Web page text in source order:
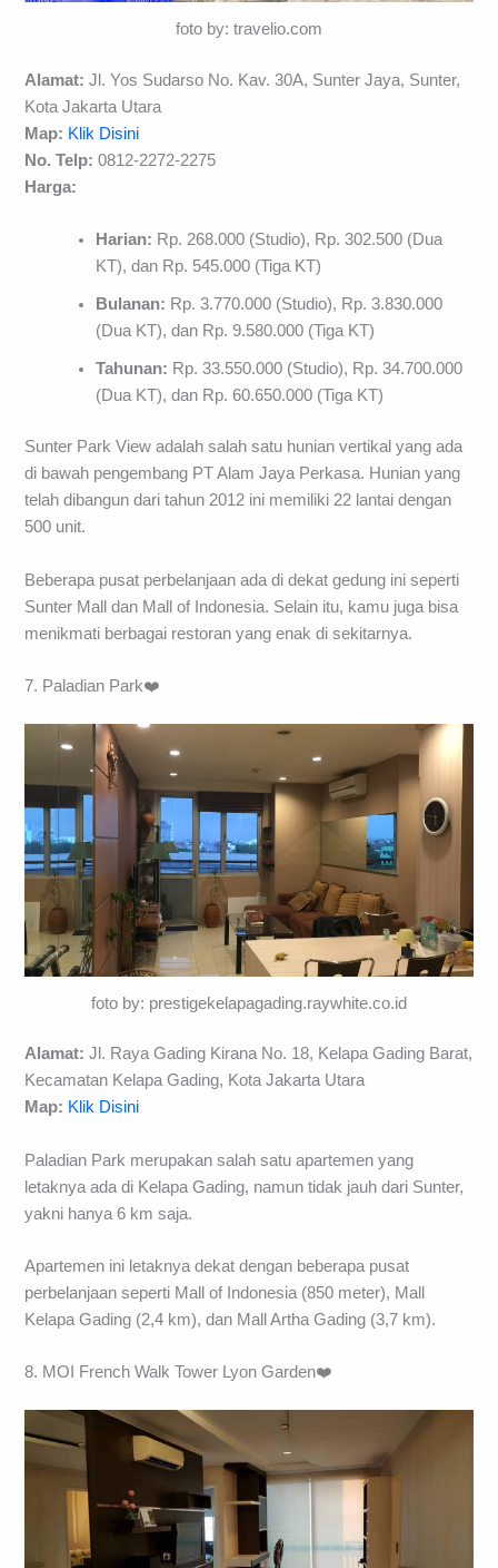
foto by: travelio.com
Alamat:Jl. Yos Sudarso No. Kav. 30A, Sunter Jaya, Sunter,
Kota Jakarta Utara
Map: Klik Disini
No. Telp:0812-2272-2275
Harga:
Harian: Rp. 268.000 (Studio), Rp. 302.500 (Dua
KT), dan Rp. 545.000 (Tiga KT)
Bulanan: Rp. 3.770.000 (Studio), Rp. 3.830.000
(Dua KT), dan Rp. 9.580.000 (Tiga KT)
Tahunan: Rp. 33.550.000 (Studio), Rp. 34.700.000
(Dua KT), dan Rp. 60.650.000 (Tiga KT)
Sunter Park View adalah salah satu hunian vertikal yang ada
di bawah pengembang PT Alam Jaya Perkasa. Hunian yang
telah dibangun dari tahun 2012 ini memiliki 22 lantai dengan
500 unit.
Beberapa pusat perbelanjaan ada di dekat gedung ini seperti
Sunter Mall dan Mall of Indonesia. Selain itu, kamu juga bisa
menikmati berbagai restoran yang enak di sekitarnya.
7. Paladian Park❤️
foto by: prestigekelapagading.raywhite.co.id
Alamat:Jl. Raya Gading Kirana No. 18, Kelapa Gading Barat,
Kecamatan Kelapa Gading, Kota Jakarta Utara
Map: Klik Disini
Paladian Park merupakan salah satu apartemen yang
letaknya ada di Kelapa Gading, namun tidak jauh dari Sunter,
yakni hanya 6 km saja.
Apartemen ini letaknya dekat dengan beberapa pusat
perbelanjaan seperti Mall of Indonesia (850 meter), Mall
Kelapa Gading (2,4 km), dan Mall Artha Gading (3,7 km).
8. MOI French Walk Tower Lyon Garden❤️